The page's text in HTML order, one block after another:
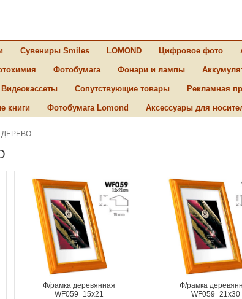
Сувениры Smiles LOMOND Цифровое фото
Фотобумага Фонари и лампы
Сопутствующие товары Рекламная
книги Фотобумага Lomond Аксессуары для
ДЕРЕВО
Ф/рамка деревянная
WF059_15x21
Ф/рамка
WF059_21x30